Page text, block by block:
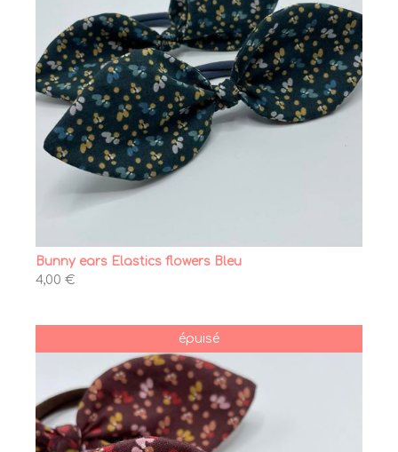
Bunny ears Elastics flowers Bleu
4,00 €
épuisé